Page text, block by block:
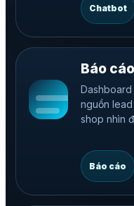
Chatbot
Báo
Dashboard
nguồn
shop nhìn
Báo cáo